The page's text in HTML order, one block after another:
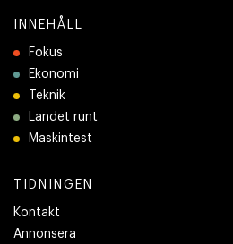
INNEHÅLL
Fokus
Ekonomi
Teknik
Landet runt
Maskintest
TIDNINGEN
Kontakt
Annonsera